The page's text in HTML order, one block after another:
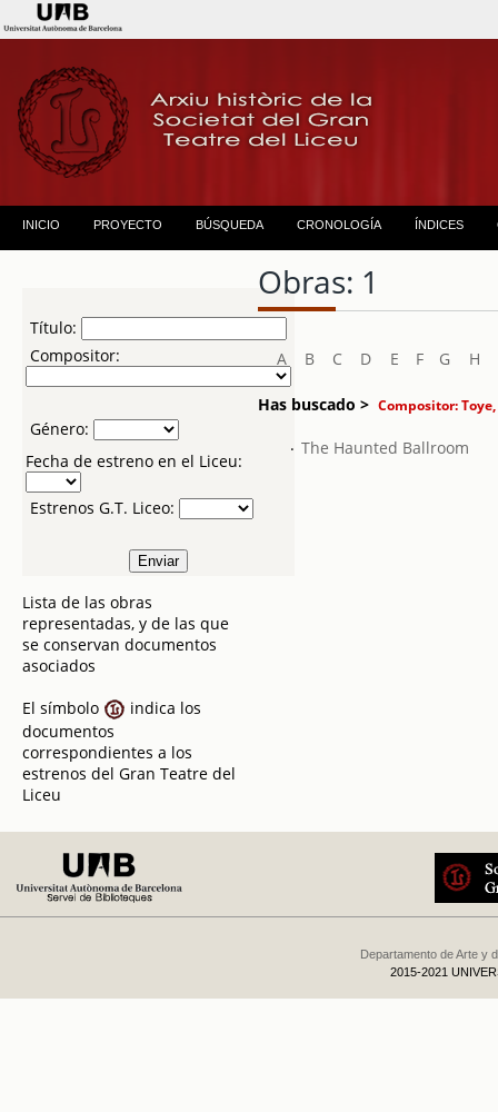
INICIO PROYECTO BÚSQUEDA CRONOLOGÍA ÍNDICES
Título:
Compositor:
Género:
Fecha de estreno en el Liceu:
Estrenos G.T. Liceo:
Lista de las obras
representadas, y de las que
se conservan documentos
asociados
El símbolo
indica los
documentos
correspondientes a los
estrenos del Gran Teatre del
Liceu
Obras: 1
A B C D E F G H
Has buscado > Compositor:
. The Haunted Ballroom
Departamento de Arte y
2015-2021